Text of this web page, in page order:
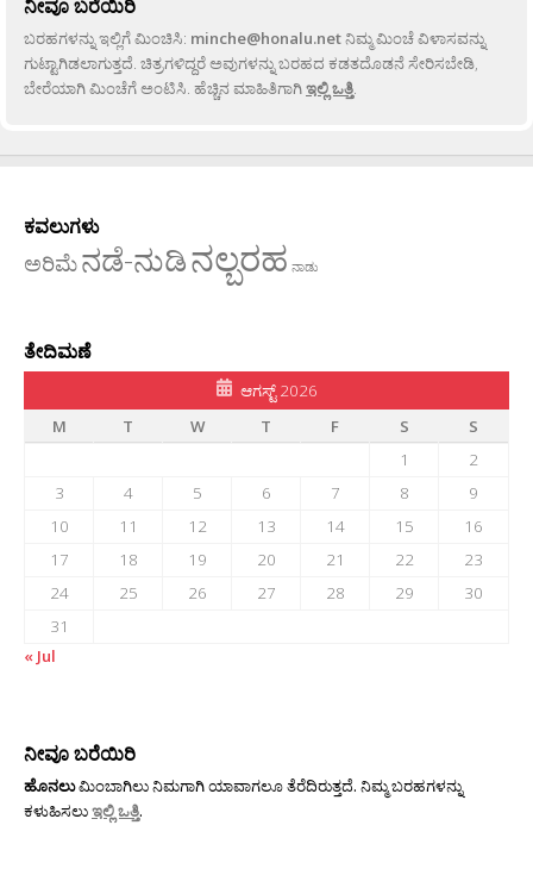
ನೀವೂ ಬರೆಯಿರಿ
ಬರಹಗಳನ್ನು ಇಲ್ಲಿಗೆ ಮಿಂಚಿಸಿ: minche@honalu.netನಿಮ್ಮ ಮಿಂಚೆ ವಿಳಾಸವನ್ನು
ಗುಟ್ಟಾಗಿಡಲಾಗುತ್ತದೆ. ಚಿತ್ರಗಳಿದ್ದರೆ ಅವುಗಳನ್ನು ಬರಹದ ಕಡತದೊಡನೆ ಸೇರಿಸಬೇಡಿ,
ಬೇರೆಯಾಗಿ ಮಿಂಚೆಗೆ ಅಂಟಿಸಿ. ಹೆಚ್ಚಿನ ಮಾಹಿತಿಗಾಗಿಇಲ್ಲಿ ಒತ್ತಿ.
ಕವಲುಗಳು
ಅರಿಮೆನಡೆ-ನುಡಿನಲ್ಬರಹ ನಾಡು
ತೇದಿಮಣೆ
ಆಗಸ್ಟ್ 2026
M
T W T F S
S
1
2
3
4 5 6 7 8
9
10
11 12 13 14 15
16
17
18 19 20 21 22
23
24
25 26 27 28 29
30
31
« Jul
ನೀವೂ ಬರೆಯಿರಿ
ಹೊನಲುಮಿಂಬಾಗಿಲು ನಿಮಗಾಗಿ ಯಾವಾಗಲೂ ತೆರೆದಿರುತ್ತದೆ. ನಿಮ್ಮ ಬರಹಗಳನ್ನು
ಕಳುಹಿಸಲುಇಲ್ಲಿ ಒತ್ತಿ.